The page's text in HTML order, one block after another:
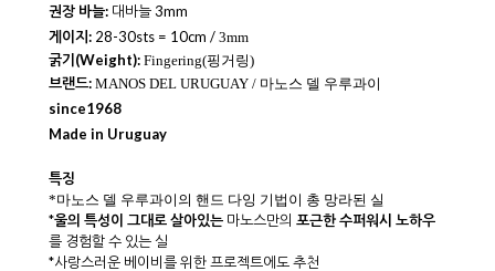
권장 바늘: 대바늘 3mm
게이지: 28-30sts = 10cm / 3mm
굵기(Weight): Fingering(핑거링)
브랜드: MANOS DEL URUGUAY / 마노스 델 우루과이
since1968
Made in Uruguay
특징
*마노스 델 우루과이의 핸드 다잉 기법이 총 망라된 실
*울의 특성이 그대로 살아있는 마노스만의 포근한 수퍼워시 노하우
를 경험할 수 있는 실
*사랑스러운 베이비를 위한 프로젝트에도 추천